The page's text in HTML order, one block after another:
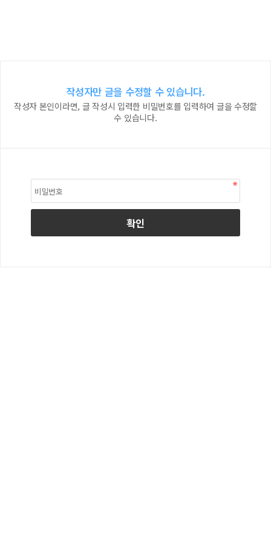
작성자만 글을 수정할 수 있습니다.
작성자 본인이라면, 글 작성시 입력한 비밀번호를 입력하여 글을 수정할
수 있습니다.